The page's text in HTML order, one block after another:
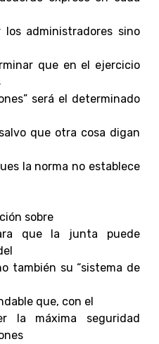
administradores sino
que en el ejercicio
será el determinado
que otra cosa digan
la norma no establece
sobre
que la junta puede
también su “sistema de
que, con el
la máxima seguridad